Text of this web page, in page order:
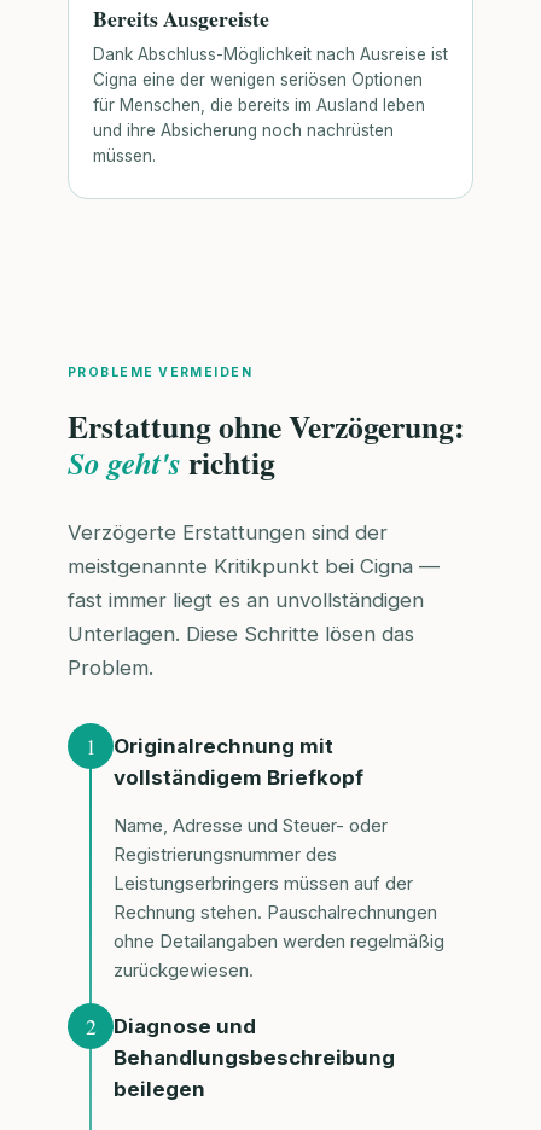
Bereits Ausgereiste
Dank Abschluss-Möglichkeit nach Ausreise ist
Cigna eine der wenigen seriösen Optionen
für Menschen, die bereits im Ausland leben
und ihre Absicherung noch nachrüsten
müssen.
PROBLEME VERMEIDEN
Erstattung ohne Verzögerung:
So geht'srichtig
Verzögerte Erstattungen sind der
meistgenannte Kritikpunkt bei Cigna —
fast immer liegt es an unvollständigen
Unterlagen. Diese Schritte lösen das
Problem.
1
Originalrechnung mit
vollständigem Briefkopf
Name, Adresse und Steuer- oder
Registrierungsnummer des
Leistungserbringers müssen auf der
Rechnung stehen. Pauschalrechnungen
ohne Detailangaben werden regelmäßig
zurückgewiesen.
2
Diagnose und
Behandlungsbeschreibung
beilegen